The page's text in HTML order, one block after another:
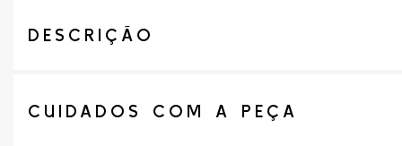
DESCRIÇÃO
CUIDADOS COM A PEÇA